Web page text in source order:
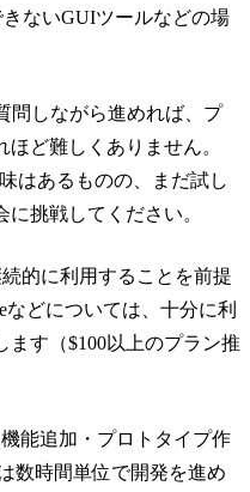
ないGUIツールなどの場
問しながら進めれば、プ
ど難しくありません。
はあるものの、まだ試し
挑戦してください。
的に利用することを前提
などについては、十分に利
ます（$100以上のプラン推
能追加・プロトタイプ作
数時間単位で開発を進め